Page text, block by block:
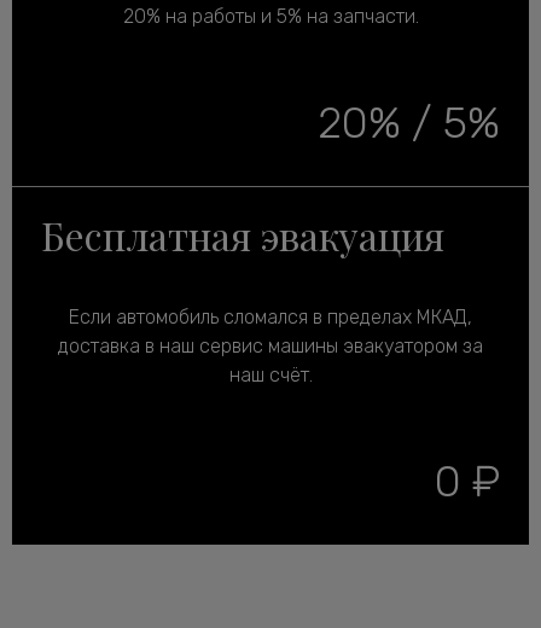
20% на работы и 5% на запчасти.
20% / 5%
Бесплатная эвакуация
Если автомобиль сломался в пределах МКАД,
доставка в наш сервис машины эвакуатором за
наш счёт.
0 ₽